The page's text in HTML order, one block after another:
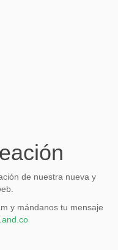
de nuestra nueva y
y mándanos tu mensaje